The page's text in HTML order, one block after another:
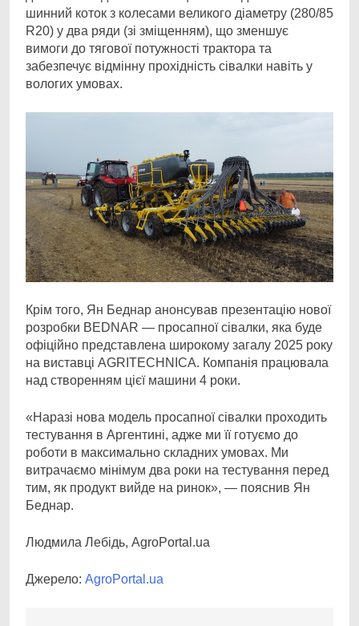
шинний коток з колесами великого діаметру (280/85
R20) у два ряди (зі зміщенням), що зменшує
вимоги до тягової потужності трактора та
забезпечує відмінну прохідність сівалки навіть у
вологих умовах.
Крім того, Ян Беднар анонсував презентацію нової
розробки BEDNAR — просапної сівалки, яка буде
офіційно представлена широкому загалу 2025 року
на виставці AGRITECHNICA. Компанія працювала
над створенням цієї машини 4 роки.
«Наразі нова модель просапної сівалки проходить
тестування в Аргентині, адже ми її готуємо до
роботи в максимально складних умовах. Ми
витрачаємо мінімум два роки на тестування перед
тим, як продукт вийде на ринок», — пояснив Ян
Беднар.
Людмила Лебідь, AgroPortal.ua
Джерело: AgroPortal.ua